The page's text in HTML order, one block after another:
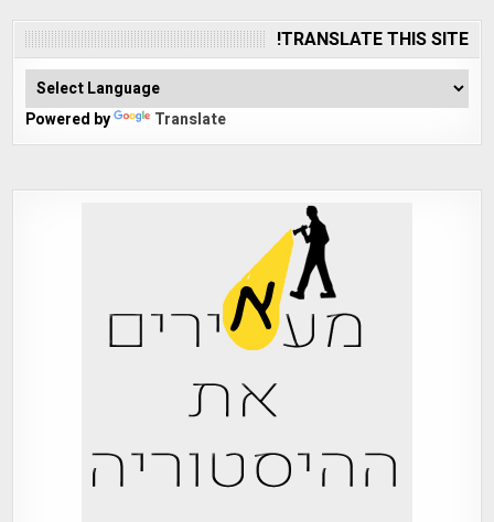
TRANSLATE THIS SITE!
Powered by Translate